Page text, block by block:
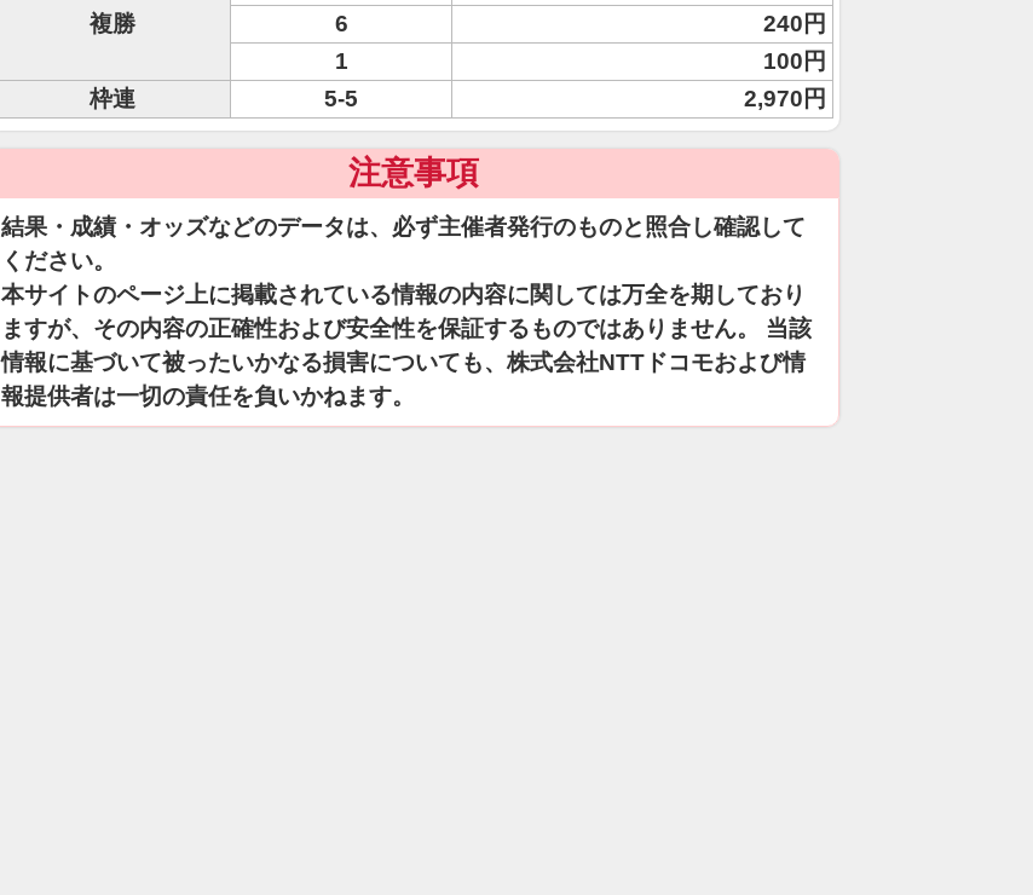
複勝
6
240円
1
100円
枠連
5-5 2,970円
注意事項
結果・成績・オッズなどのデータは、必ず主催者発行のものと照合し確認して
ください。
本サイトのページ上に掲載されている情報の内容に関しては万全を期しており
ますが、その内容の正確性および安全性を保証するものではありません。 当該
情報に基づいて被ったいかなる損害についても、株式会社NTTドコモおよび情
報提供者は一切の責任を負いかねます。